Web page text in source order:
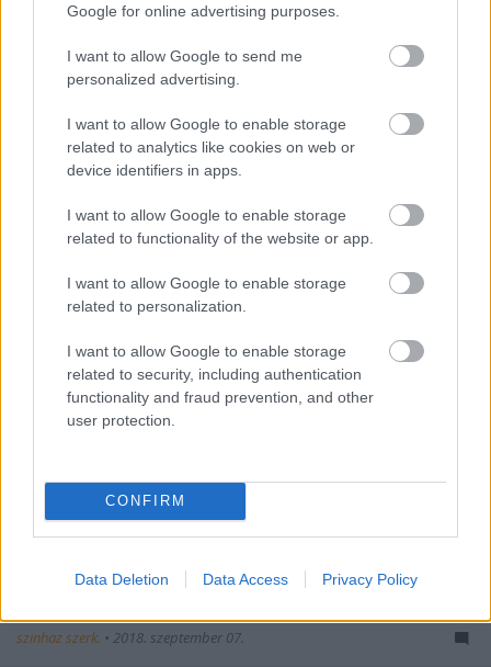
Google for online advertising purposes.
I want to allow Google to send me
personalized advertising.
I want to allow Google to enable storage
related to analytics like cookies on web or
device identifiers in apps.
I want to allow Google to enable storage
related to functionality of the website or app.
I want to allow Google to enable storage
related to personalization.
I want to allow Google to enable storage
related to security, including authentication
functionality and fraud prevention, and other
user protection.
CONFIRM
Data Deletion Data Access Privacy Policy
„Kikopott már belőlem az a szándék,
hogy mindig én álljak középen”
László Zsoltot, a Radnóti Színház színművészét a
szerepekről, előadásokról.
szinhaz szerk. • 2018. szeptember 07.